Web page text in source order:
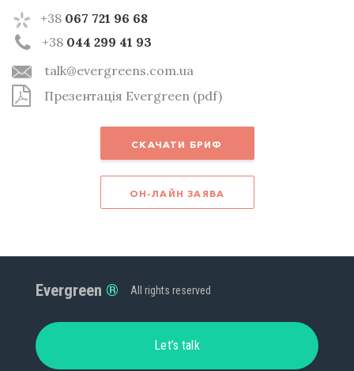
+38 067 721 96 68
+38 044 299 41 93
talk@evergreens.com.ua
Презентація Evergreen (pdf)
СКАЧАТИ БРИФ
ОН-ЛАЙН ЗАЯВА
Evergreen All rights reserved
Let’s talk